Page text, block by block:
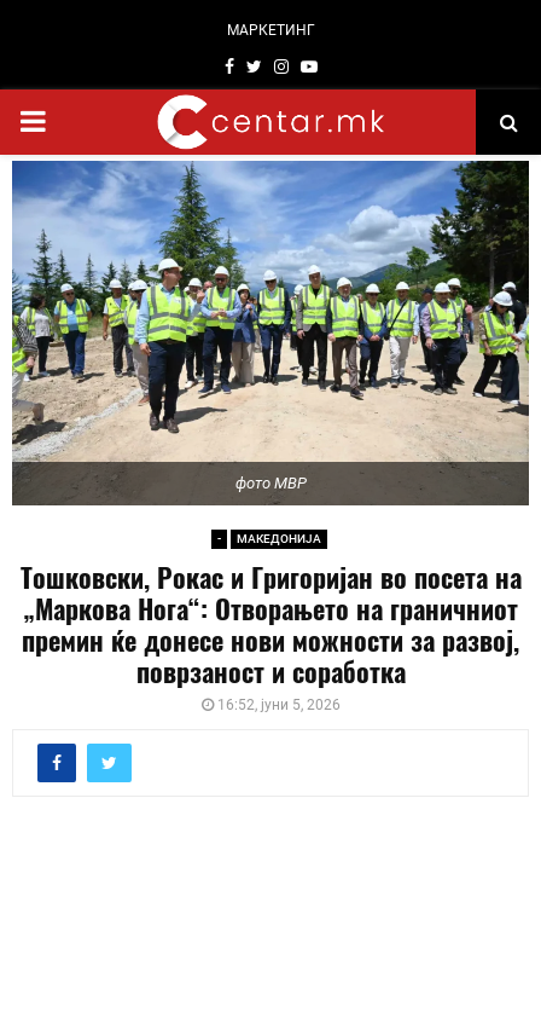
МАРКЕТИНГ
Facebook
TwitterInstagram
Youtube
PRIMARY
MENU
фото МВР
- МАКЕДОНИЈА
Тошковски, Рокас и Григоријан во посета на
„Маркова Нога“: Отворањето на граничниот
премин ќе донесе нови можности за развој,
поврзаност и соработка
16:52, јуни 5, 2026